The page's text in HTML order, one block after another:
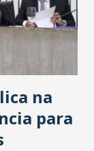
na
para